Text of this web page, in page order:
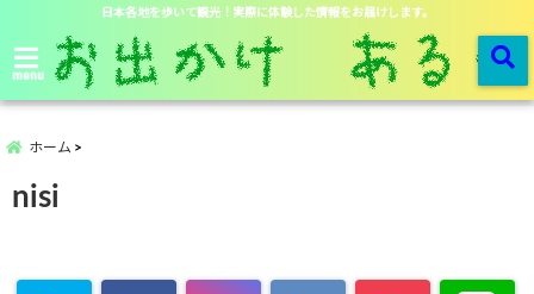
日本各地を歩いて観光！実際に体験した情報をお届けします。
menu
ホーム
nisi